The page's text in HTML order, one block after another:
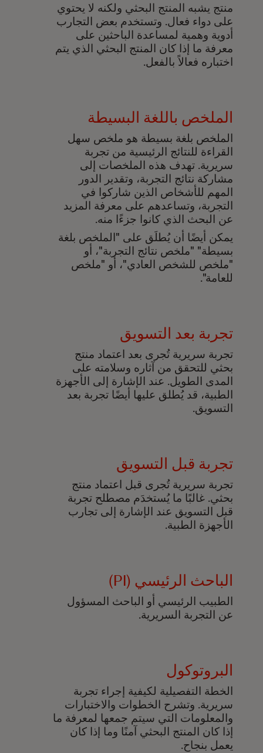
منتج يشبه المنتج البحثي ولكنه لا يحتوي
على دواء فعال. وتستخدم بعض التجارب
أدوية وهمية لمساعدة الباحثين على
معرفة ما إذا كان المنتج البحثي الذي يتم
اختباره فعالاً بالفعل.
الملخص باللغة البسيطة
الملخص بلغة بسيطة هو ملخص سهل
القراءة للنتائج الرئيسية من تجربة
سريرية. تهدف هذه الملخصات إلى
مشاركة نتائج التجربة، وتقدير الدور
المهم للأشخاص الذين شاركوا في
التجربة، وتساعدهم على معرفة المزيد
عن البحث الذي كانوا جزءًا منه.
يمكن أيضًا أن يُطلَق على "الملخص بلغة
بسيطة" "ملخص نتائج التجربة"، أو
"ملخص للشخص العادي"، أو "ملخص
للعامة".
تجربة بعد التسويق
تجربة سريرية تُجرى بعد اعتماد منتج
بحثي للتحقق من آثاره وسلامته على
المدى الطويل. عند الإشارة إلى الأجهزة
الطبية، قد يُطلق عليها أيضًا تجربة بعد
التسويق.
تجربة قبل التسويق
تجربة سريرية تُجرى قبل اعتماد منتج
بحثي. غالبًا ما يُستخدَم مصطلح تجربة
قبل التسويق عند الإشارة إلى تجارب
الأجهزة الطبية.
الباحث الرئيسي (PI)
الطبيب الرئيسي أو الباحث المسؤول
عن التجربة السريرية.
البروتوكول
الخطة التفصيلية لكيفية إجراء تجربة
سريرية. وتشرح الخطوات والاختبارات
والمعلومات التي سيتم جمعها لمعرفة ما
إذا كان المنتج البحثي آمنًا وما إذا كان
يعمل بنجاح.